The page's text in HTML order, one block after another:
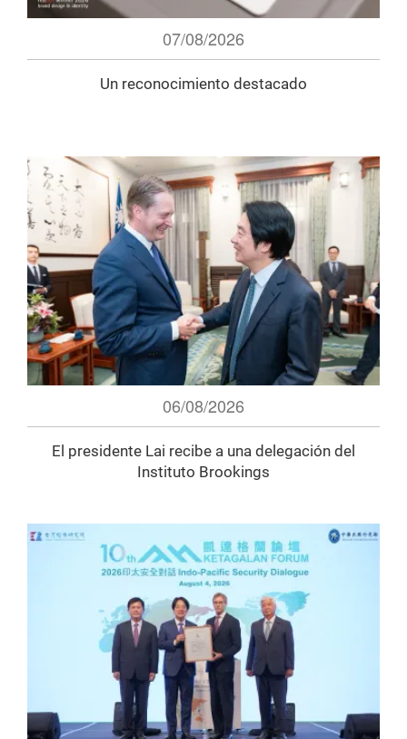
07/08/2026
Un reconocimiento destacado
06/08/2026
El presidente Lai recibe a una delegación del
Instituto Brookings